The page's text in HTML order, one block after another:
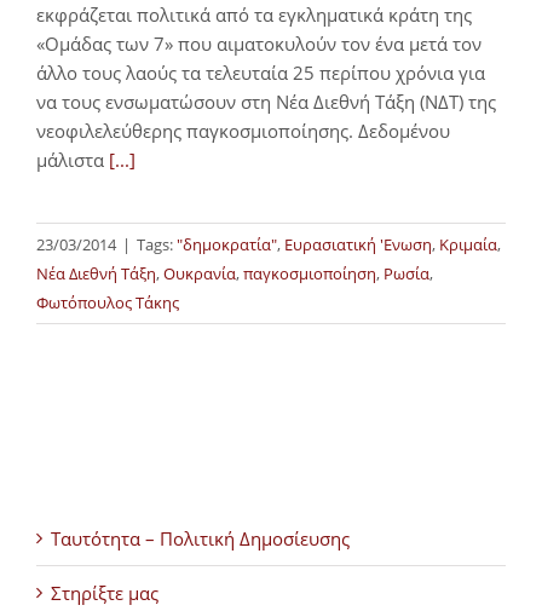
εκφράζεται πολιτικά από τα εγκληματικά κράτη της
«Ομάδας των 7» που αιματοκυλούν τον ένα μετά τον
άλλο τους λαούς τα τελευταία 25 περίπου χρόνια για
να τους ενσωματώσουν στη Νέα Διεθνή Τάξη (ΝΔΤ) της
νεοφιλελεύθερης παγκοσμιοποίησης. Δεδομένου
μάλιστα [...]
23/03/2014 | Tags:"δημοκρατία", Ευρασιατική 'Ενωση, Κριμαία,
Νέα Διεθνή Τάξη,Ουκρανία,παγκοσμιοποίηση, Ρωσία,
Φωτόπουλος Τάκης
Ταυτότητα – Πολιτική Δημοσίευσης
Στηρίξτε μας